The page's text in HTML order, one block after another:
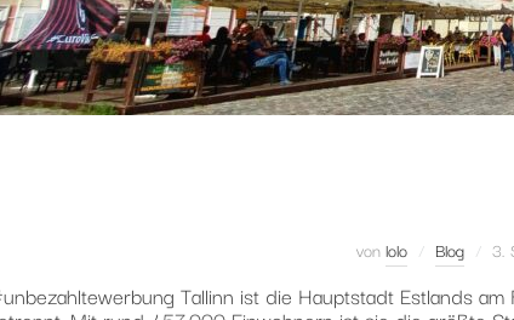
vonlolo Blog 3.
Tallinn ist die Hauptstadt Estlands